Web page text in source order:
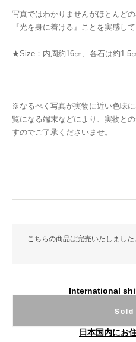
写真ではわかりませんがほとんど
『光を身に着ける』ことを実感し
★Size：内周約16㎝、各石は約1.5
※なるべく写真が実物に近い色味
覧になる端末などにより、実物と
すのでご了承くださいませ。
こちらの商品は完売いたしまし
International
日本国内にお